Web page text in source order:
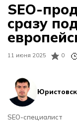
11 июня 2025 0
SEO-специалист
SEO-
сразу